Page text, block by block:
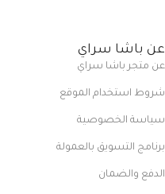
عن باشا سراي
عن متجر باشا سراي
شروط استخدام الموقع
سياسة الخصوصية
برنامج التسويق بالعمولة
الدفع والضمان